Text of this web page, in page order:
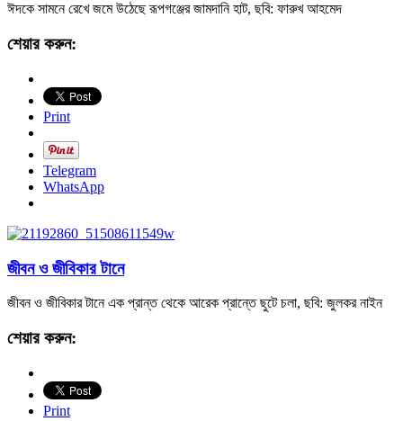
ঈদকে সামনে রেখে জমে উঠেছে রূপগঞ্জের জামদানি হাট, ছবি: ফারুখ আহমেদ
শেয়ার করুন:
Print
Telegram
WhatsApp
জীবন ও জীবিকার টানে
জীবন ও জীবিকার টানে এক প্রান্ত থেকে আরেক প্রান্তে ছুটে চলা, ছবি: জুলকর নাইন
শেয়ার করুন:
Print